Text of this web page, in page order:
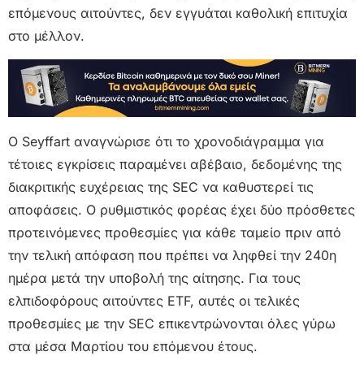
επόμενους αιτούντες, δεν εγγυάται καθολική επιτυχία
στο μέλλον.
Ο Seyffart αναγνώρισε ότι το χρονοδιάγραμμα για
τέτοιες εγκρίσεις παραμένει αβέβαιο, δεδομένης της
διακριτικής ευχέρειας της SEC να καθυστερεί τις
αποφάσεις. Ο ρυθμιστικός φορέας έχει δύο πρόσθετες
προτεινόμενες προθεσμίες για κάθε ταμείο πριν από
την τελική απόφαση που πρέπει να ληφθεί την 240η
ημέρα μετά την υποβολή της αίτησης. Για τους
ελπιδοφόρους αιτούντες ETF, αυτές οι τελικές
προθεσμίες με την SEC επικεντρώνονται όλες γύρω
στα μέσα Μαρτίου του επόμενου έτους.